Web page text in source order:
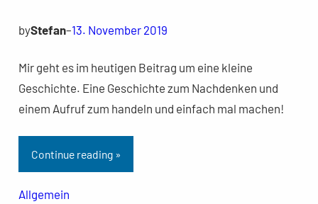
byStefan–13. November 2019
Mir geht es im heutigen Beitrag um eine kleine
Geschichte. Eine Geschichte zum Nachdenken und
einem Aufruf zum handeln und einfach mal machen!
Continue reading »
Allgemein